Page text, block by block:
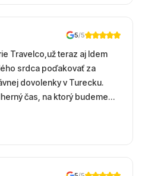
5/5
Travelco,už teraz aj Idem
srdca poďakovať za
dovolenky v Turecku.
čas, na ktorý budeme
​Všetko prebehlo
výberu zájazdu, cez
nás dostalo najviac: ​Skvelé